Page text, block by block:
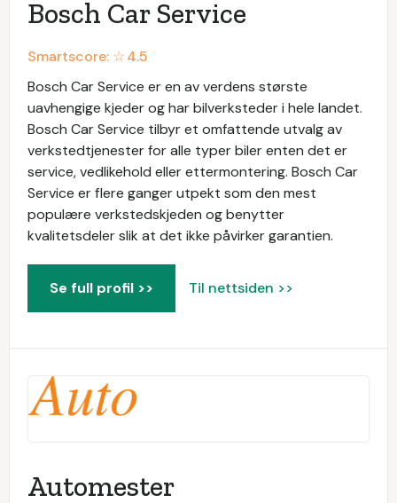
Bosch Car Service
Smartscore: ☆4.5
Bosch Car Service er en av verdens største
uavhengige kjeder og har bilverksteder i hele landet.
Bosch Car Service tilbyr et omfattende utvalg av
verkstedtjenester for alle typer biler enten det er
service, vedlikehold eller ettermontering. Bosch Car
Service er flere ganger utpekt som den mest
populære verkstedskjeden og benytter
kvalitetsdeler slik at det ikke påvirker garantien.
Se full profil >> Til nettsiden >>
Automester